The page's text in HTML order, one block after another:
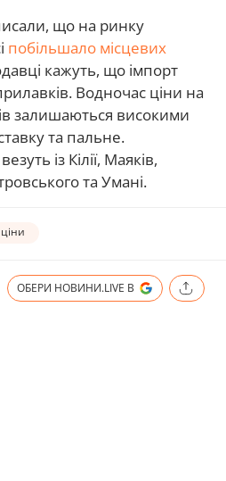
що на ринку
побільшало місцевих
кажуть, що імпорт
Водночас ціни на
залишаються високими
та пальне.
із Кілії, Маяків,
та Умані.
ціни
ОБЕРИ НОВИНИ.LIVE В